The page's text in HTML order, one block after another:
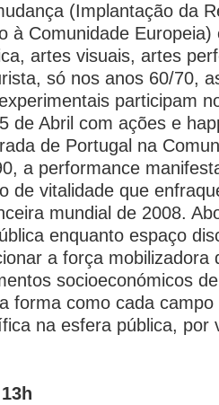
(Implantação da
à Comunidade
artes visuais, artes
só nos anos 60/70,
participam
de Abril com ações e
de Portugal na
a performance
de vitalidade que
mundial de 2008.
enquanto espaço
a força mobilizadora
socioeconómicos
forma como cada
na esfera pública, por